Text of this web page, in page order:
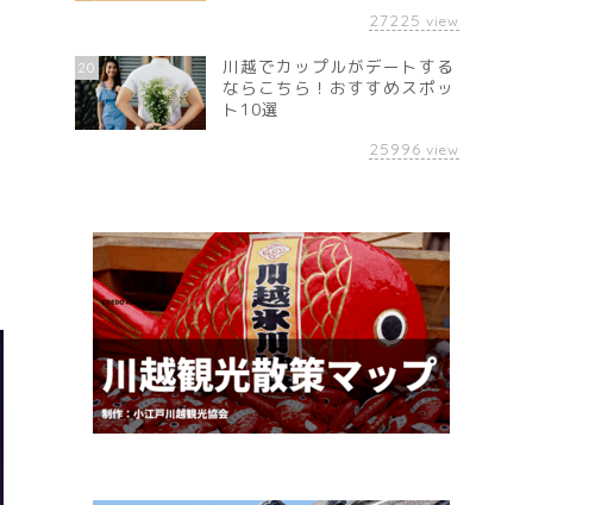
27225 view
20
川越でカップルがデートする
ならこちら！おすすめスポッ
ト10選
25996 view